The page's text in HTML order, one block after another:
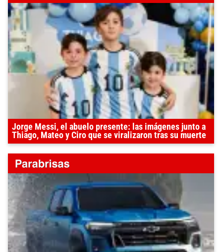
Jorge Messi, el abuelo presente: las imágenes junto a
Thiago, Mateo y Ciro que se viralizaron tras su muerte